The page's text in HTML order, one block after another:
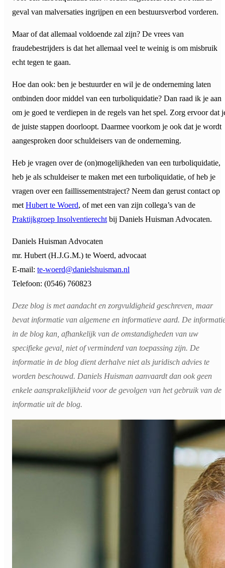
geval van malversaties ingrijpen en een bestuursverbod vorderen.
Maar of dat allemaal voldoende zal zijn? De vrees van
fraudebestrijders is dat het allemaal veel te weinig is om misbruik
echt tegen te gaan.
Hoe dan ook: ben je bestuurder en wil je de onderneming laten
ontbinden door middel van een turboliquidatie? Dan raad ik je aan
om je goed te verdiepen in de regels van het spel. Zorg ervoor dat
de juiste stappen doorloopt. Daarmee voorkom je ook dat je wordt
aangesproken door schuldeisers van de onderneming.
Heb je vragen over de (on)mogelijkheden van een turboliquidatie,
heb je als schuldeiser te maken met een turboliquidatie, of heb je
vragen over een faillissementstraject? Neem dan gerust contact op
met Hubert te Woerd, of met een van zijn collega’s van de
Praktijkgroep Insolventierecht bij Daniels Huisman Advocaten.
Daniels Huisman Advocaten
mr. Hubert (H.J.G.M.) te Woerd, advocaat
E-mail: te-woerd@danielshuisman.nl
Telefoon: (0546) 760823
Deze blog is met aandacht en zorgvuldigheid geschreven, maar
bevat informatie van algemene en informatieve aard. De
in de blog kan, afhankelijk van de omstandigheden van uw
specifieke geval, niet of verminderd van toepassing zijn. De
informatie in de blog dient derhalve niet als juridisch advies te
worden beschouwd. Daniels Huisman aanvaardt dan ook geen
enkele aansprakelijkheid voor de gevolgen van het gebruik van de
informatie uit de blog.